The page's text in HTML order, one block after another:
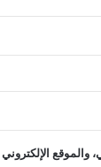
والموقع